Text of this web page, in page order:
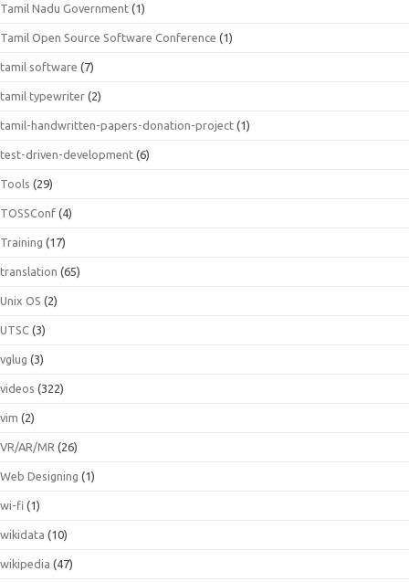
Tamil Nadu Government (1)
Tamil Open Source Software Conference (1)
tamil software (7)
tamil typewriter (2)
tamil-handwritten-papers-donation-project (1)
test-driven-development (6)
Tools (29)
TOSSConf (4)
Training (17)
translation (65)
Unix OS (2)
UTSC (3)
vglug (3)
videos (322)
vim (2)
VR/AR/MR (26)
Web Designing (1)
wi-fi (1)
wikidata (10)
wikipedia (47)